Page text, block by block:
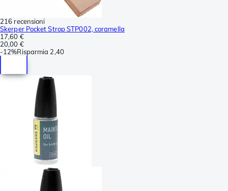
216 recensioni
Skerper Pocket Strop STP002, coramella
17,60 €
20,00 €
-12%Risparmia 2,40